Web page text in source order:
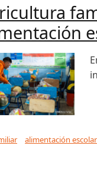
alimentación escolar